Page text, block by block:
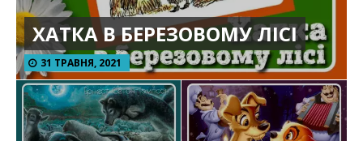
ХАТКА В БЕРЕЗОВОМУ ЛІСІ
31 ТРАВНЯ, 2021